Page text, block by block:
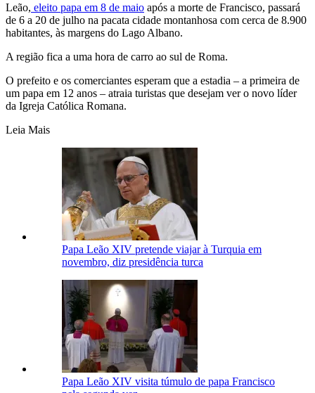
Leão, eleito papa em 8 de maio após a morte de Francisco, passará
de 6 a 20 de julho na pacata cidade montanhosa com cerca de 8.900
habitantes, às margens do Lago Albano.
A região fica a uma hora de carro ao sul de Roma.
O prefeito e os comerciantes esperam que a estadia – a primeira de
um papa em 12 anos – atraia turistas que desejam ver o novo líder
da Igreja Católica Romana.
Leia Mais
Papa Leão XIV pretende viajar à Turquia em
novembro, diz presidência turca
Papa Leão XIV visita túmulo de papa Francisco